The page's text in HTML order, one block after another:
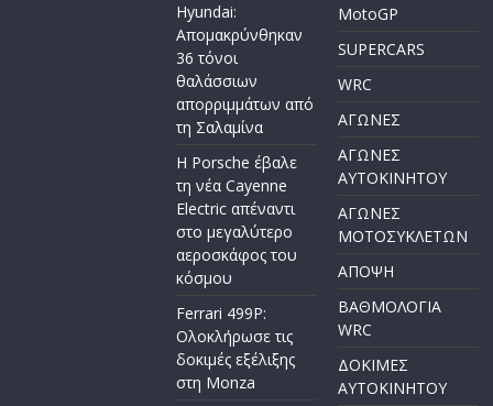
Hyundai:
Απομακρύνθηκαν
36 τόνοι
θαλάσσιων
απορριμμάτων από
τη Σαλαμίνα
Η Porsche έβαλε
τη νέα Cayenne
Electric απέναντι
στο μεγαλύτερο
αεροσκάφος του
κόσμου
Ferrari 499P:
Ολοκλήρωσε τις
δοκιμές εξέλιξης
στη Monza
MotoGP
SUPERCARS
WRC
ΑΓΩΝΕΣ
ΑΓΩΝΕΣ
AYTOKINHTOY
ΑΓΩΝΕΣ
ΜΟΤΟΣΥΚΛΕΤΩΝ
ΑΠΟΨΗ
ΒΑΘΜΟΛΟΓΙΑ
WRC
ΔΟΚΙΜΕΣ
ΑΥΤΟΚΙΝΗΤΟΥ